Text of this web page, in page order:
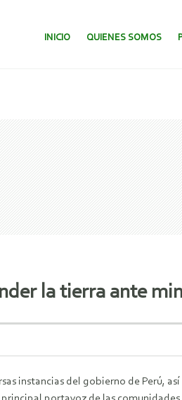
SALTAR AL CONTENIDO.
INICIO QUIENES SOMOS
la tierra ante
instancias del gobierno de Perú,